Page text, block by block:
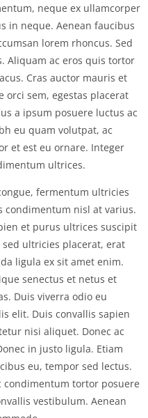
neque ex ullamcorper
in neque. Aenean faucibus
lorem rhoncus. Sed
Aliquam ac eros quis tortor
Cras auctor mauris et
orci sem, egestas placerat
a ipsum posuere luctus ac
eu quam volutpat, ac
et est eu ornare. Integer
ultrices.
fermentum ultricies
condimentum nisl at varius.
et purus ultrices suscipit
ultricies placerat, erat
ligula ex sit amet enim.
senectus et netus et
Duis viverra odio eu
elit. Duis convallis sapien
nisi aliquet. Donec ac
in justo ligula. Etiam
eu, tempor sed lectus.
tortor posuere
vestibulum. Aenean